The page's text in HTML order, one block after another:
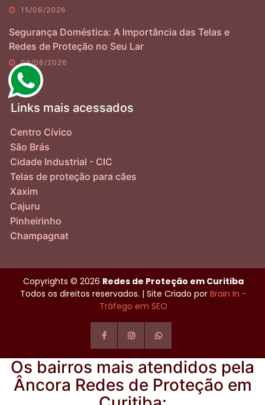
15/06/2026
Segurança Doméstica: A Importância das Telas e
Redes de Proteção no Seu Lar
08/06/2026
Links mais acessados
Centro Cívico
São Brás
Cidade Industrial - CIC
Telas de proteção para cães
Xaxim
Cajuru
Pinheirinho
Champagnat
Copyrights © 2026 Redes de Proteção em Curitiba
Todos os direitos reservados. | Site Criado por Brain In -
Tráfego em SEO
Os bairros mais atendidos pela
Âncora Redes de Proteção em